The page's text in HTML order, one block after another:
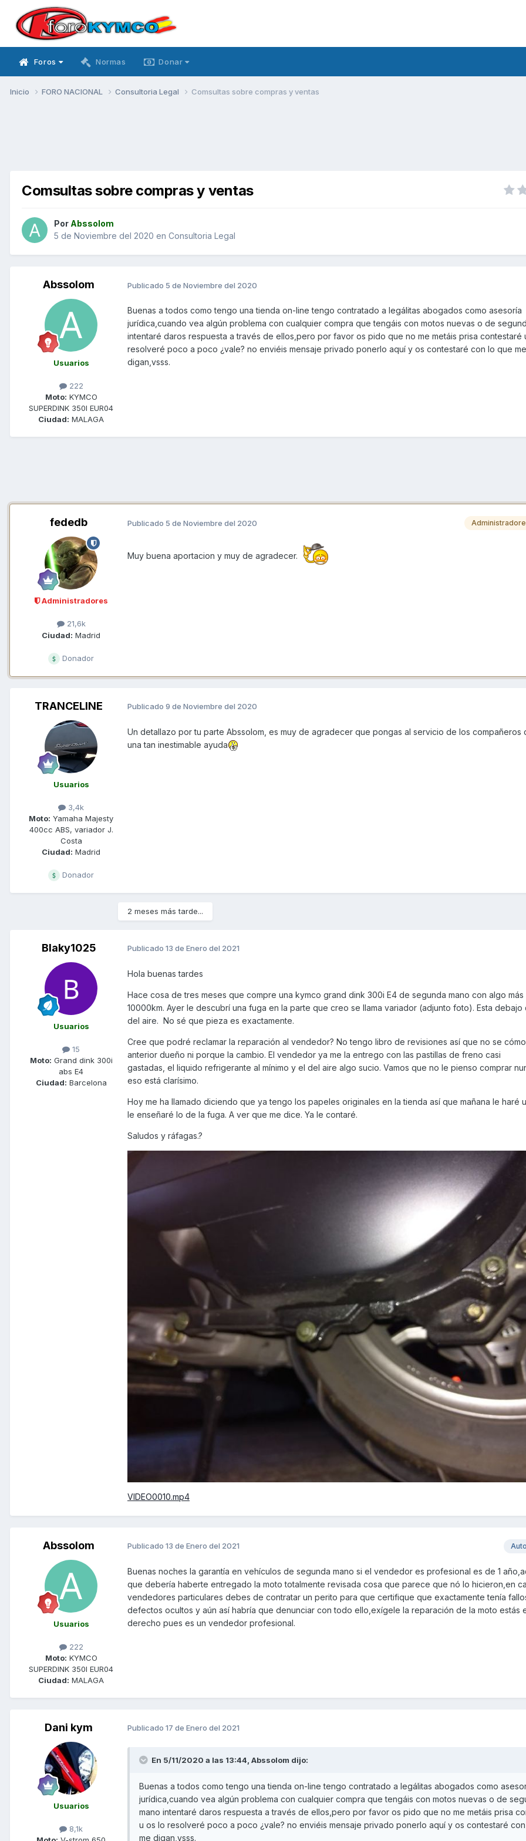
Foros Normas Donar
Inicio FORO NACIONAL Consultoria Legal Comsultas sobre compras y ventas
Comsultas sobre compras y ventas
Por Abssolom
5 de Noviembre del 2020 en Consultoria Legal
Abssolom
Usuarios
222
Moto: KYMCO
SUPERDINK 350I EUR04
Ciudad: MALAGA
Publicado 5 de Noviembre del 2020
Buenas a todos como tengo una tienda on-line tengo contratado a legálitas abogados como asesoría
jurídica,cuando vea algún problema con cualquier compra que tengáis con motos nuevas o de
intentaré daros respuesta a través de ellos,pero por favor os pido que no me metáis prisa contestaré
resolveré poco a poco ¿vale? no enviéis mensaje privado ponerlo aquí y os contestaré con lo que me
digan,vsss.
fededb
Administradores
21,6k
Ciudad: Madrid
Donador
Publicado 5 de Noviembre del 2020
Muy buena aportacion y muy de agradecer.
TRANCELINE
Usuarios
3,4k
Moto: Yamaha Majesty
400cc ABS, variador J.
Costa
Ciudad: Madrid
Donador
Publicado 9 de Noviembre del 2020
Un detallazo por tu parte Abssolom, es muy de agradecer que pongas al servicio de los compañeros
una tan inestimable ayuda
2 meses más tarde...
Blaky1025
Usuarios
15
Moto: Grand dink 300i
abs E4
Ciudad: Barcelona
Publicado 13 de Enero del 2021
Hola buenas tardes
Hace cosa de tres meses que compre una kymco grand dink 300i E4 de segunda mano con algo más
10000km. Ayer le descubrí una fuga en la parte que creo se llama variador (adjunto foto). Esta debajo
del aire. No sé que pieza es exactamente.
Cree que podré reclamar la reparación al vendedor? No tengo libro de revisiones así que no se
anterior dueño ni porque la cambio. El vendedor ya me la entrego con las pastillas de freno casi
gastadas, el liquido refrigerante al mínimo y el del aire algo sucio. Vamos que no le pienso comprar
eso está clarísimo.
Hoy me ha llamado diciendo que ya tengo los papeles originales en la tienda así que mañana le haré
le enseñaré lo de la fuga. A ver que me dice. Ya le contaré.
Saludos y ráfagas.?
VIDEO0010.mp4
Abssolom
Usuarios
222
Moto: KYMCO
SUPERDINK 350I EUR04
Ciudad: MALAGA
Publicado 13 de Enero del 2021
Buenas noches la garantía en vehículos de segunda mano si el vendedor es profesional es de 1
que debería haberte entregado la moto totalmente revisada cosa que parece que nó lo hicieron,en
vendedores particulares debes de contratar un perito para que certifique que exactamente tenía
defectos ocultos y aún así habría que denunciar con todo ello,exígele la reparación de la moto estás
derecho pues es un vendedor profesional.
Dani kym
Usuarios
8,1k
Publicado 17 de Enero del 2021
En 5/11/2020 a las 13:44, Abssolom dijo:
Buenas a todos como tengo una tienda on-line tengo contratado a legálitas abogados como
jurídica,cuando vea algún problema con cualquier compra que tengáis con motos nuevas o de
mano intentaré daros respuesta a través de ellos,pero por favor os pido que no me metáis prisa
u os lo resolveré poco a poco ¿vale? no enviéis mensaje privado ponerlo aquí y os contestaré
me digan,vsss.